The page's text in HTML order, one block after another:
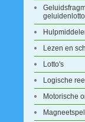
Lezen en
Lotto's
Logische
Motorische